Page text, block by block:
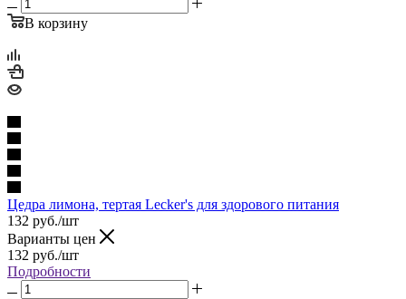
В корзину
Цедра лимона, тертая Lecker's для здорового питания
132 руб./шт
Варианты цен
132 руб./шт
Подробности